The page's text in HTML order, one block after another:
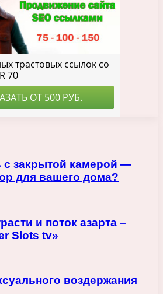
с закрытой камерой —
для вашего дома?
и поток азарта –
Slots tv»
воздержания